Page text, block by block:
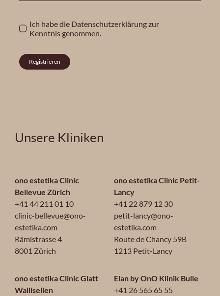
Ich habe die Datenschutzerklärungzur
Kenntnis genommen.
Registrieren
Unsere Kliniken
ono estetika Clinic
Bellevue Zürich
+41 44 211 01 10
clinic-bellevue@ono-
estetika.com
Rämistrasse 4
8001 Zürich
ono estetika Clinic Glatt
Wallisellen
ono estetika Clinic Petit-
Lancy
+41 22 879 12 30
petit-lancy@ono-
estetika.com
Route de Chancy 59B
1213 Petit-Lancy
Elan by OnO Klinik Bulle
+41 26 565 65 55